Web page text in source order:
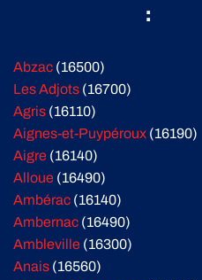
:
Abzac (16500)
Les Adjots (16700)
Agris (16110)
Aignes-et-Puypéroux (16190)
Aigre (16140)
Alloue (16490)
Ambérac (16140)
Ambernac (16490)
Ambleville (16300)
Anais (16560)